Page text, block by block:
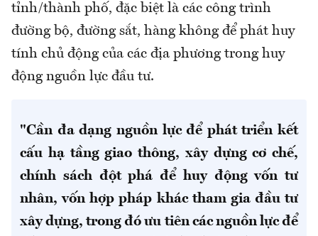
tỉnh/thành phố, đặc biệt là các công trình
đường bộ, đường sắt, hàng không để phát huy
tính chủ động của các địa phương trong huy
động nguồn lực đầu tư.
"Cần đa dạng nguồn lực để phát triển kết
cấu hạ tầng giao thông, xây dựng cơ chế,
chính sách đột phá để huy động vốn tư
nhân, vốn hợp pháp khác tham gia đầu tư
xây dựng, trong đó ưu tiên các nguồn lực để